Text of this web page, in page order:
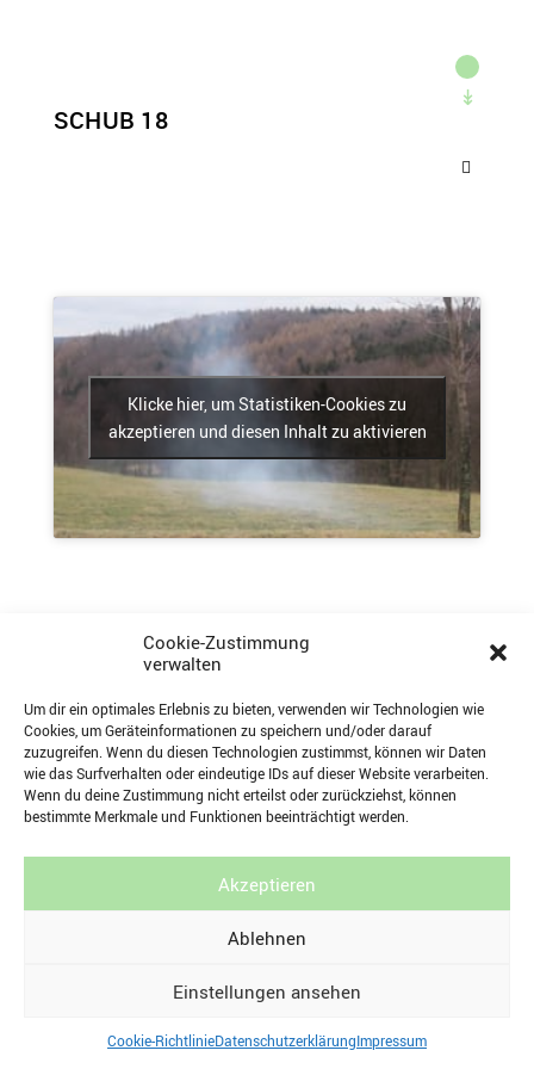
Cookie-Zustimmung
verwalten
Um dir ein optimales Erlebnis zu bieten, verwenden wir Technologien wie
Cookies, um Geräteinformationen zu speichern und/oder darauf
zuzugreifen. Wenn du diesen Technologien zustimmst, können wir Daten
wie das Surfverhalten oder eindeutige IDs auf dieser Website verarbeiten.
Wenn du deine Zustimmung nicht erteilst oder zurückziehst, können
bestimmte Merkmale und Funktionen beeinträchtigt werden.
Akzeptieren
Ablehnen
Einstellungen ansehen
Cookie-RichtlinieDatenschutzerklärungImpressum
SCHUB 18
Klicke hier, um Statistiken-Cookies zu
akzeptieren und diesen Inhalt zu aktivieren
KÜNSTLERSPENDE